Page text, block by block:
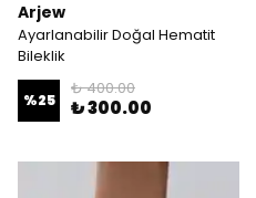
Arjew
Ayarlanabilir Doğal Hematit
Bileklik
%25
₺ 400.00
₺ 300.00